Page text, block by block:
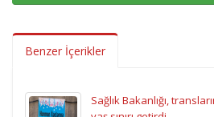
Benzer İçerikler
Sağlık Bakanlığı,